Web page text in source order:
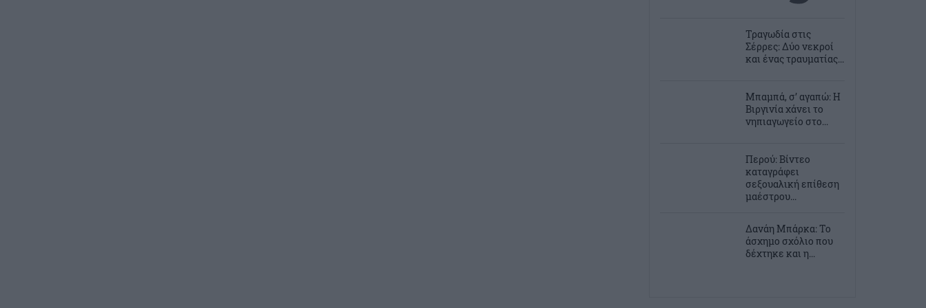
Τραγωδία στις
Σέρρες: Δύο νεκροί
και ένας τραυματίας...
Μπαμπά, σ’ αγαπώ: Η
Βιργινία χάνει το
νηπιαγωγείο στο...
Περού: Βίντεο
καταγράφει
σεξουαλική επίθεση
μαέστρου...
Δανάη Μπάρκα: Το
άσχημο σχόλιο που
δέχτηκε και η...